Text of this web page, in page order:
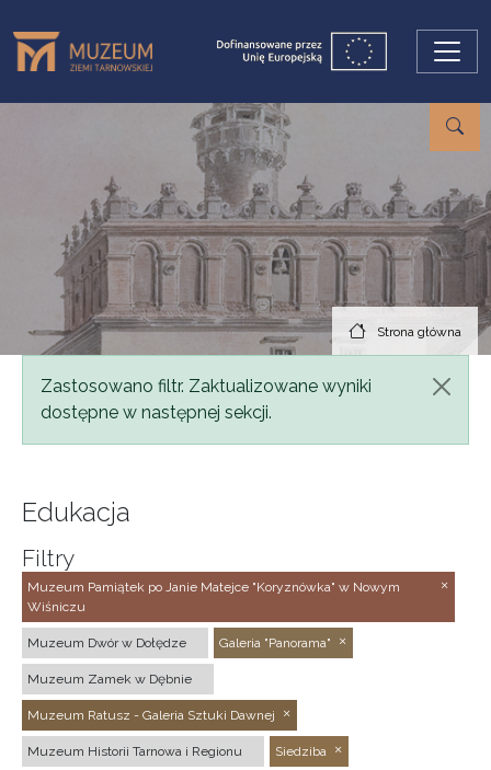
Strona główna
Komunikat
Zastosowano filtr. Zaktualizowane wyniki
dostępne w następnej sekcji.
Edukacja
Filtry
Muzeum Pamiątek po Janie Matejce "Koryznówka" w Nowym
Wiśniczu
Muzeum Dwór w Dołędze Galeria "Panorama"
Muzeum Zamek w Dębnie
Muzeum Ratusz - Galeria Sztuki Dawnej
Muzeum Historii Tarnowa i Regionu Siedziba